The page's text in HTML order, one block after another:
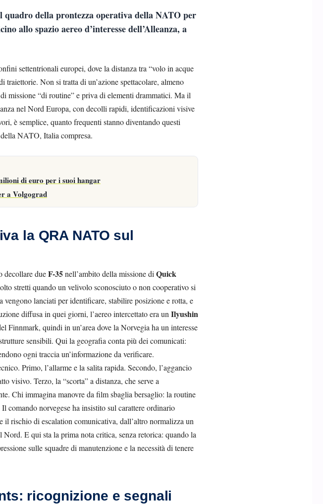
quadro della prontezza operativa della NATO per
allo spazio aereo d’interesse dell’Alleanza, a
settentrionali europei, dove la distanza tra “volo in acque
traiettorie. Non si tratta di un’azione spettacolare, almeno
missione “di routine” e priva di elementi drammatici. Ma il
nel Nord Europa, con decolli rapidi, identificazioni visive
è semplice, quanto frequenti stanno diventando questi
NATO, Italia compresa.
di euro per i suoi hangar
a Volgograd
la QRA NATO sul
decollare dueF-35nell’ambito della missione di Quick
stretti quando un velivolo sconosciuto o non cooperativo si
lanciati per identificare, stabilire posizione e rotta, e
diffusa in quei giorni, l’aereo intercettato era un Ilyushin
Finnmark, quindi in un’area dove la Norvegia ha un interesse
sensibili. Qui la geografia conta più dei comunicati:
ogni traccia un’informazione da verificare.
Primo, l’allarme e la salita rapida. Secondo, l’aggancio
visivo. Terzo, la “scorta” a distanza, che serve a
Chi immagina manovre da film sbaglia bersaglio: la routine
comando norvegese ha insistito sul carattere ordinario
il rischio di escalation comunicativa, dall’altro normalizza un
E qui sta la prima nota critica, senza retorica: quando la
sulle squadre di manutenzione e la necessità di tenere
ricognizione e segnali